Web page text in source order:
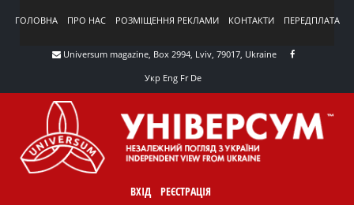
ГОЛОВНА ПРО НАС РОЗМІЩЕННЯ РЕКЛАМИ КОНТАКТИ ПЕРЕДПЛАТА
Universum magazine, Box 2994, Lviv, 79017, Ukraine
Укр Eng Fr De
ВХІД РЕЄСТРАЦІЯ